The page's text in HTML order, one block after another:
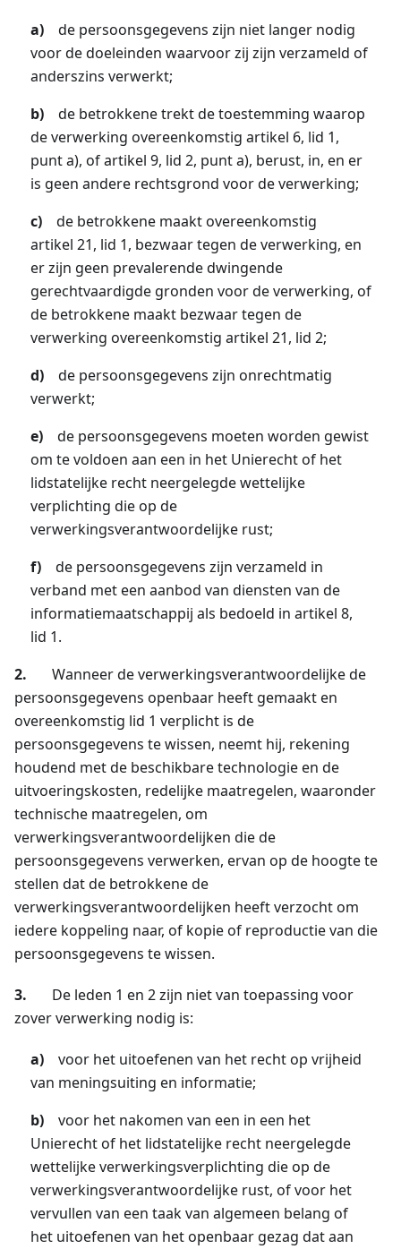
a)
de persoonsgegevens zijn niet langer nodig
voor de doeleinden waarvoor zij zijn verzameld of
anderszins verwerkt;
b)
de betrokkene trekt de toestemming waarop
de verwerking overeenkomstig artikel 6, lid 1,
punt a), of artikel 9, lid 2, punt a), berust, in, en er
is geen andere rechtsgrond voor de verwerking;
c)
de betrokkene maakt overeenkomstig
artikel 21, lid 1, bezwaar tegen de verwerking, en
er zijn geen prevalerende dwingende
gerechtvaardigde gronden voor de verwerking, of
de betrokkene maakt bezwaar tegen de
verwerking overeenkomstig artikel 21, lid 2;
d)
de persoonsgegevens zijn onrechtmatig
verwerkt;
e)
de persoonsgegevens moeten worden gewist
om te voldoen aan een in het Unierecht of het
lidstatelijke recht neergelegde wettelijke
verplichting die op de
verwerkingsverantwoordelijke rust;
f)
de persoonsgegevens zijn verzameld in
verband met een aanbod van diensten van de
informatiemaatschappij als bedoeld in artikel 8,
lid 1.
2.
Wanneer de verwerkingsverantwoordelijke de
persoonsgegevens openbaar heeft gemaakt en
overeenkomstig lid 1 verplicht is de
persoonsgegevens te wissen, neemt hij, rekening
houdend met de beschikbare technologie en de
uitvoeringskosten, redelijke maatregelen, waaronder
technische maatregelen, om
verwerkingsverantwoordelijken die de
persoonsgegevens verwerken, ervan op de hoogte te
stellen dat de betrokkene de
verwerkingsverantwoordelijken heeft verzocht om
iedere koppeling naar, of kopie of reproductie van die
persoonsgegevens te wissen.
3.
De leden 1 en 2 zijn niet van toepassing voor
zover verwerking nodig is:
a)
voor het uitoefenen van het recht op vrijheid
van meningsuiting en informatie;
b)
voor het nakomen van een in een het
Unierecht of het lidstatelijke recht neergelegde
wettelijke verwerkingsverplichting die op de
verwerkingsverantwoordelijke rust, of voor het
vervullen van een taak van algemeen belang of
het uitoefenen van het openbaar gezag dat aan